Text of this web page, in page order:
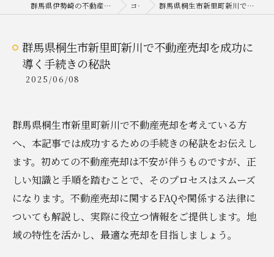
群馬県伊勢崎の不動産売却なら株式会社ベルシード コラム 群馬県桐生市新里町新川で不動産売却を成功に導く手続きの秘訣
群馬県桐生市新里町新川で不動産売却を成功に
導く手続きの秘訣
2025/06/08
群馬県桐生市新里町新川で不動産売却を考えている方
へ、本記事では成功するための手続きの秘訣をお伝えし
ます。初めての不動産売却は不安が伴うものですが、正
しい知識と手順を踏むことで、そのプロセスはスムーズ
になります。不動産売却に関するFAQや関係する法律に
ついても解説し、実際に役立つ情報をご提供します。地
域の特性を活かし、最適な売却を目指しましょう。